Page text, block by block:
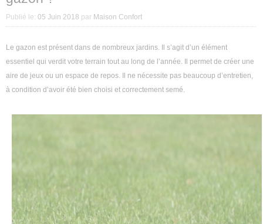
Economies d’énergie
Décoration intérieure
Publié le: 05 Juin 2018 par Maison Confort
Le gazon est présent dans de nombreux jardins. Il s’agit d’un élément
essentiel qui verdit votre terrain tout au long de l’année. Il permet de créer une
aire de jeux ou un espace de repos. Il ne nécessite pas beaucoup d’entretien,
à condition d’avoir été bien choisi et correctement semé.